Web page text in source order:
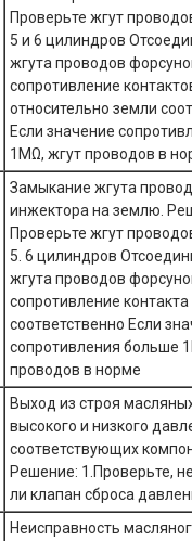
Проверьте жгут
5 и 6 цилиндров
жгута проводов
сопротивление
относительно земли
Если значение
1MΩ, жгут проводов в
Замыкание жгута
инжектора на землю.
Проверьте жгут
5. 6 цилиндров
жгута проводов
сопротивление
соответственно Если
сопротивления больше
проводов в норме
Выход из строя
высокого и низкого
соответствующих
Решение: 1.Проверьте,
ли клапан сброса
Неисправность